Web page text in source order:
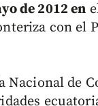
de 2012 en
con el
de